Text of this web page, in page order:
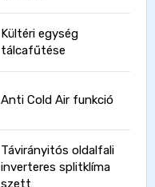
Kültéri egység
tálcafűtése
Anti Cold Air funkció
Távirányitós oldalfali
inverteres splitklíma
szett